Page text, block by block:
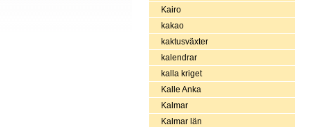
Kairo
kakao
kaktusväxter
kalendrar
kalla kriget
Kalle Anka
Kalmar
Kalmar län